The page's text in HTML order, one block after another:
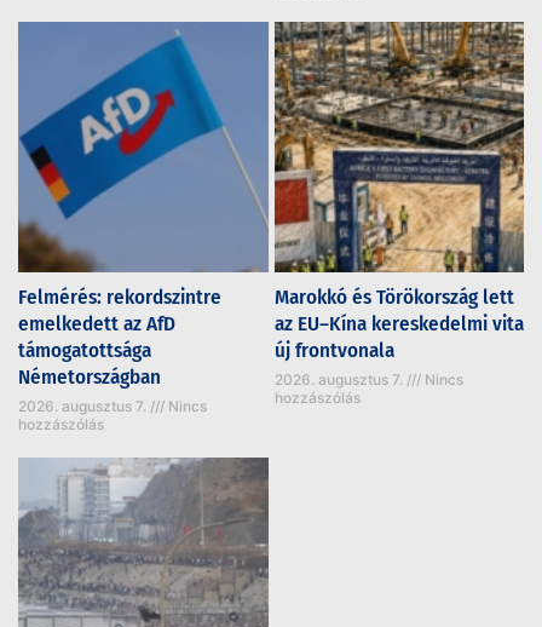
Felmérés: rekordszintre
emelkedett az AfD
támogatottsága
Németországban
2026. augusztus 7.
Nincs
hozzászólás
Marokkó és Törökország lett
az EU–Kína kereskedelmi vita
új frontvonala
2026. augusztus 7.
Nincs
hozzászólás